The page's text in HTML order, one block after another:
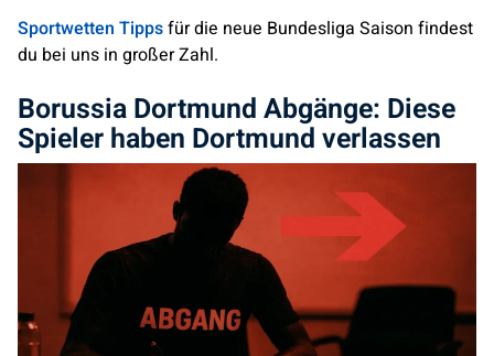
Sportwetten Tippsfür die neue Bundesliga Saison findest
du bei uns in großer Zahl.
Borussia Dortmund Abgänge: Diese
Spieler haben Dortmund verlassen